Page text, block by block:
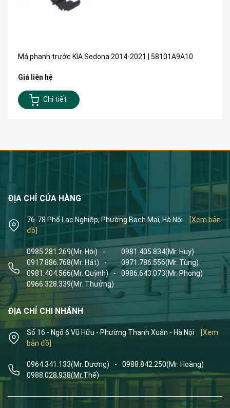
Má phanh trước KIA Sedona 2014-2021 | 58101A9A10
Giá liên hệ
Chi tiết
ĐỊA CHỈ CỬA HÀNG
76-78 Phố Lạc Nghiệp, Phường Bạch Mai, Hà Nội
[Xem bản
đồ]
0985.281.269(Mr. Hội) - 0981.405.834(Mr. Huy)
0917.886.768(Mr. Hát) - 0971.786.556(Mr. Tùng)
0981.404.566(Mr. Quỳnh) - 0986.643.073(Mr. Phong)
0966.328.339(Mr. Thưởng)
ĐỊA CHỈ CHI NHÁNH
Số 16 - Ngõ 6 Vũ Hữu - Phường Thanh Xuân - Hà Nội
[Xem
bản đồ]
0964.341.133(Mr. Dương) - 0988.842.250(Mr. Hoàng)
0988.028.938(Mr.Thế)